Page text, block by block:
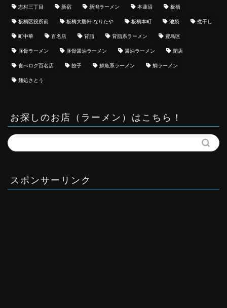
志村三丁目 新宿 新潟ラーメン 本蓮沼 板橋
板橋区役所前 板橋大勝軒 なりたや 板橋本町 池袋 煮干し
町中華 百名店 背脂 背脂系ラーメン 豊島区
豚骨ラーメン 豚骨醤油ラーメン 醤油ラーメン 閉店
食べログ百名店 餃子 鮮魚系ラーメン 鯛ラーメン
麺処さとう
お探しのお店（ラーメン）はこちら！
スポンサーリンク